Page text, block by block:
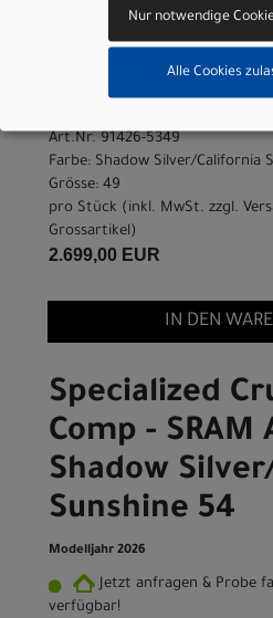
Sunshine 49
Jetzt anfragen & Probe
Art.Nr. 91426-5349
Farbe: Shadow Silver/California
Grösse: 49
pro Stück (inkl. MwSt. zzgl.
Grossartikel)
2.699,00 EUR
IN DEN
Specialized
Comp - SRAM
Shadow
Sunshine 54
Modelljahr 2026
Jetzt anfragen & Probe
verfügbar!
Nur notwendige
Alle Cookies